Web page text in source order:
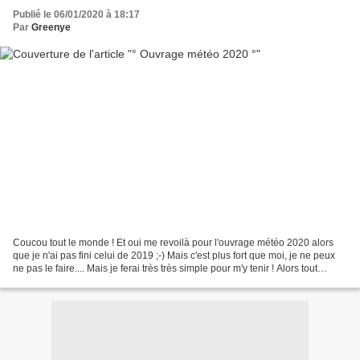
Publié le 06/01/2020 à 18:17
Par Greenye
Coucou tout le monde ! Et oui me revoilà pour l'ouvrage météo 2020 alors
que je n'ai pas fini celui de 2019 ;-) Mais c'est plus fort que moi, je ne peux
ne pas le faire.... Mais je ferai très très simple pour m'y tenir ! Alors tout